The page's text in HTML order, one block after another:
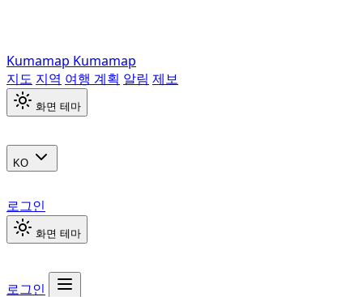
Kumamap Kumamap
지도 지역 여행 계획 알림 제보
화면 테마
KO
로그인
화면 테마
로그인